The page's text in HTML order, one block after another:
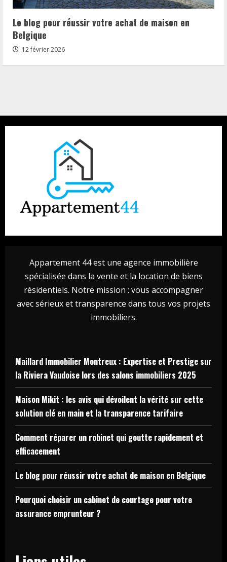
Le blog pour réussir votre achat de maison en
Belgique
12 février 2026
Appartement 44 est une agence immobilière
spécialisée dans la vente et la location de biens
résidentiels. Notre mission : vous accompagner
avec sérieux et transparence dans tous vos projets
immobiliers.
Maillard Immobilier Montreux : Expertise et Prestige sur
la Riviera Vaudoise lors des salons immobiliers 2025
Maison Mikit : les avis qui dévoilent la vérité sur cette
solution clé en main et la transparence tarifaire
Comment réparer un robinet qui goutte rapidement et
efficacement
Le blog pour réussir votre achat de maison en Belgique
Pourquoi choisir un cabinet de courtage pour votre
assurance emprunteur ?